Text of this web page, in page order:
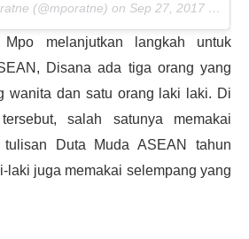
(@mporatne) on Sep 27, 2017 at 9:10pm PDT
Mpo melanjutkan langkah untuk
Disana ada tiga orang yang
wanita dan satu orang laki laki. Di
salah satunya memakai
tulisan Duta Muda ASEAN tahun
laki juga memakai selempang yang